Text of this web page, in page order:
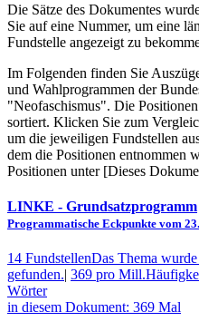
Die Sätze des Dokum­entes
Sie auf eine Nummer, um eine
Fundstelle angezeigt zu
Im Folgenden finden Sie
und Wahl­program­men der
"Neofaschismus". Die
sortiert. Klicken Sie zum
um die jeweiligen Fundstellen
dem die Posi­tionen entnommen
Positionen unter [Dieses
LINKE - Grundsatzprogramm
Programmatische Eckpunkte vom
14 FundstellenDas Thema
gefunden.| 369 pro Mill.
Wörter
in diesem Dokument: 369 Mal